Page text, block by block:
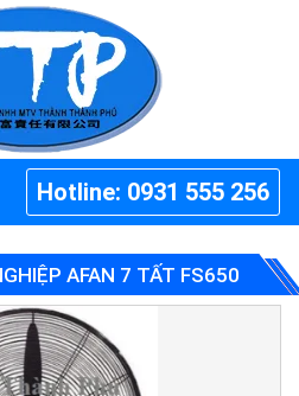
Hotline: 0931 555 256
AFAN 7 TẤT FS650